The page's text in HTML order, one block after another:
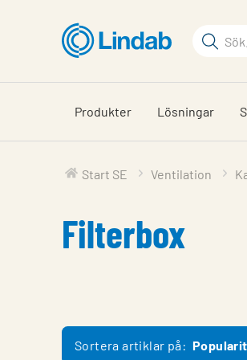
huvudinnehållet
Sökord
på
Produkter Lösningar
Start SE Ventilation
Filterbox
Sortera artiklar på: